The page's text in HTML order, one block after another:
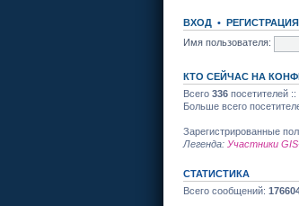
ВХОД • РЕГИСТРАЦИЯ
Имя пользователя:
КТО СЕЙЧАС НА
Всего 336 посетителей
Больше всего
Зарегистрированные
Легенда: Участники
СТАТИСТИКА
Всего сообщений: